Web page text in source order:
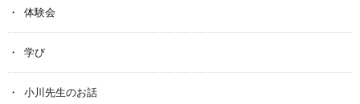
体験会
学び
小川先生のお話